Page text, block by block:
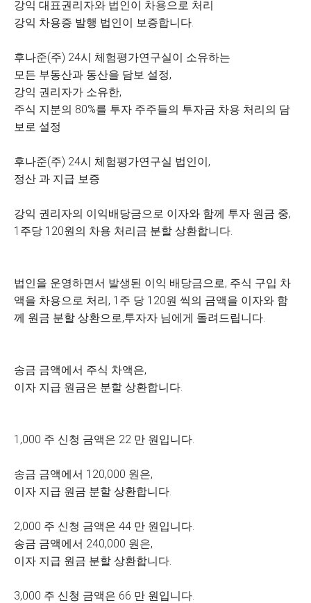
강익 대표권리자와 법인이 차용으로 처리
강익 차용증 발행 법인이 보증합니다.
후나준(주) 24시 체험평가연구실이 소유하는
모든 부동산과 동산을 담보 설정,
강익 권리자가 소유한,
주식 지분의 80%를 투자 주주들의 투자금 차용 처리의 담
보로 설정
후나준(주) 24시 체험평가연구실 법인이,
정산 과 지급 보증
강익 권리자의 이익배당금으로 이자와 함께 투자 원금 중,
1주당 120원의 차용 처리금 분할 상환합니다.
법인을 운영하면서 발생된 이익 배당금으로, 주식 구입 차
액을 차용으로 처리, 1주 당 120원 씩의 금액을 이자와 함
께 원금 분할 상환으로,투자자 님에게 돌려드립니다.
송금 금액에서 주식 차액은,
이자 지급 원금은 분할 상환합니다.
1,000 주 신청 금액은 22 만 원입니다.
송금 금액에서 120,000 원은,
이자 지급 원금 분할 상환합니다.
2,000 주 신청 금액은 44 만 원입니다.
송금 금액에서 240,000 원은,
이자 지급 원금 분할 상환합니다.
3,000 주 신청 금액은 66 만 원입니다.